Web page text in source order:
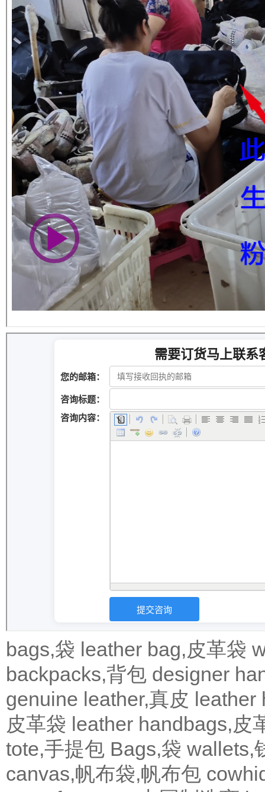
bags,袋 leather bag,皮革袋
backpacks,背包 designer
genuine leather,真皮 leather
皮革袋 leather handbags,皮
tote,手提包 Bags,袋 wallets,
canvas,帆布袋,帆布包